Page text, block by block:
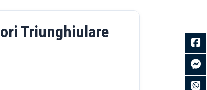
Triunghiulare